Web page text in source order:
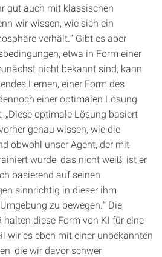
gut auch mit klassischen
wir wissen, wie sich ein
verhält.“ Gibt es aber
etwa in Form einer
nicht bekannt sind, kann
Lernen, einer Form des
einer optimalen Lösung
„Diese optimale Lösung basiert
genau wissen, wie die
obwohl unser Agent, der mit
wurde, das nicht weiß, ist er
basierend auf seinen
sinnrichtig in dieser ihm
zu bewegen.“ Die
diese Form von KI für eine
wir es eben mit einer unbekannten
die wir davor schwer